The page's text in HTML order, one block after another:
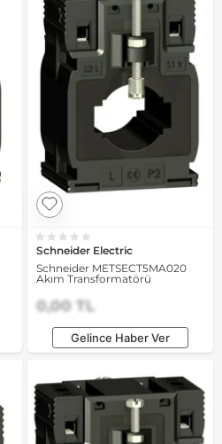
Schneider Electric
Schneider METSECT5MA020
Akım Transformatörü
0,00 TL
Gelince Haber Ver